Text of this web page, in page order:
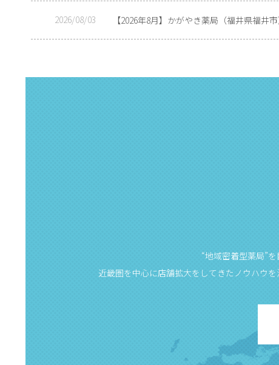
2026/08/03 【2026年8月】かがやき薬局（福井県福井
“地域密着型薬局”
近畿圏を中心に店舗拡大をしてきたノウハウ